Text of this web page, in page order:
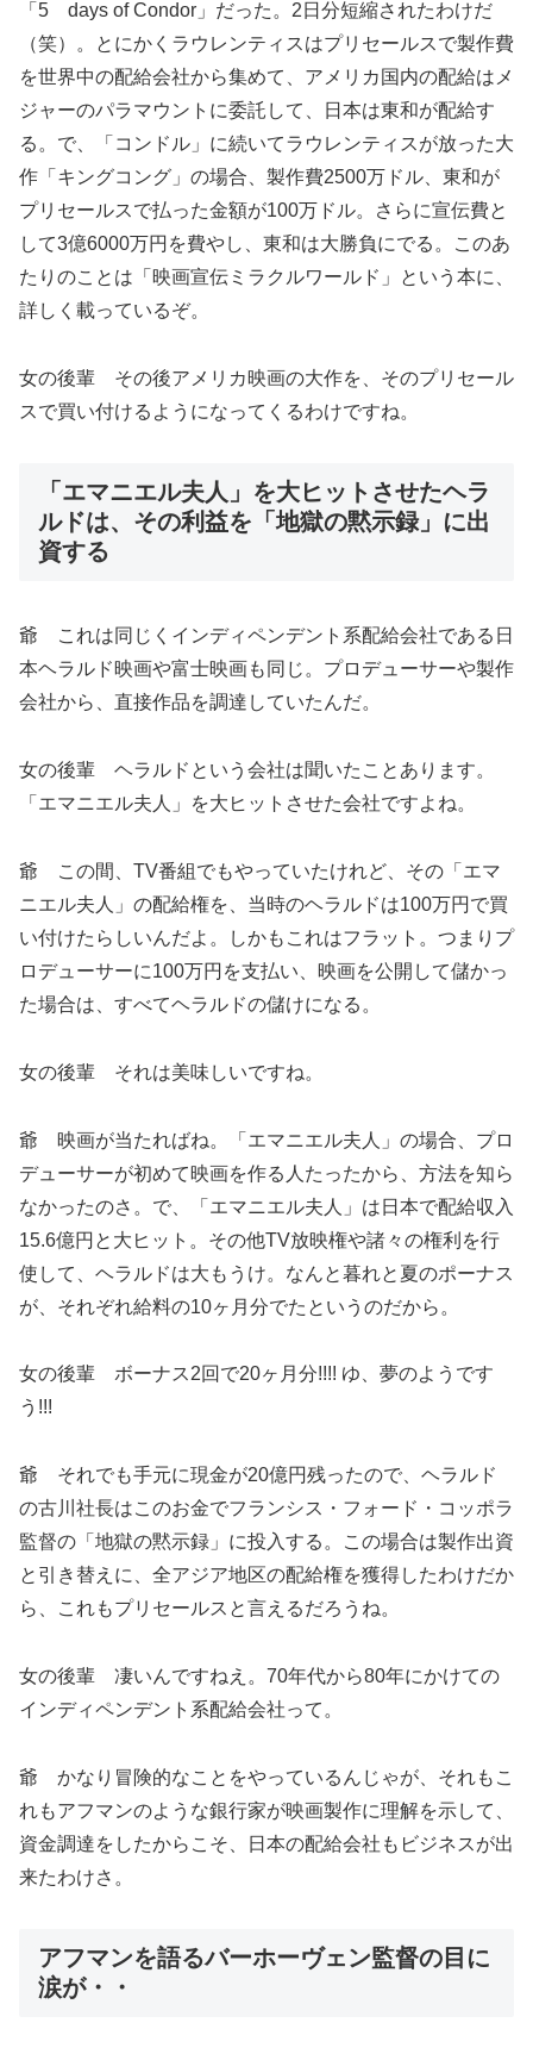
「5 days of Condor」だった。2日分短縮されたわけだ
（笑）。とにかくラウレンティスはプリセールスで製作費
を世界中の配給会社から集めて、アメリカ国内の配給はメ
ジャーのパラマウントに委託して、日本は東和が配給す
る。で、「コンドル」に続いてラウレンティスが放った大
作「キングコング」の場合、製作費2500万ドル、東和が
プリセールスで払った金額が100万ドル。さらに宣伝費と
して3億6000万円を費やし、東和は大勝負にでる。このあ
たりのことは「映画宣伝ミラクルワールド」という本に、
詳しく載っているぞ。
女の後輩 その後アメリカ映画の大作を、そのプリセール
スで買い付けるようになってくるわけですね。
「エマニエル夫人」を大ヒットさせたヘラ
ルドは、その利益を「地獄の黙示録」に出
資する
爺 これは同じくインディペンデント系配給会社である日
本ヘラルド映画や富士映画も同じ。プロデューサーや製作
会社から、直接作品を調達していたんだ。
女の後輩 ヘラルドという会社は聞いたことあります。
「エマニエル夫人」を大ヒットさせた会社ですよね。
爺 この間、TV番組でもやっていたけれど、その「エマ
ニエル夫人」の配給権を、当時のヘラルドは100万円で買
い付けたらしいんだよ。しかもこれはフラット。つまりプ
ロデューサーに100万円を支払い、映画を公開して儲かっ
た場合は、すべてヘラルドの儲けになる。
女の後輩 それは美味しいですね。
爺 映画が当たればね。「エマニエル夫人」の場合、プロ
デューサーが初めて映画を作る人たったから、方法を知ら
なかったのさ。で、「エマニエル夫人」は日本で配給収入
15.6億円と大ヒット。その他TV放映権や諸々の権利を行
使して、ヘラルドは大もうけ。なんと暮れと夏のポーナス
が、それぞれ給料の10ヶ月分でたというのだから。
女の後輩 ボーナス2回で20ヶ月分!!!! ゆ、夢のようです
う!!!
爺 それでも手元に現金が20億円残ったので、ヘラルド
の古川社長はこのお金でフランシス・フォード・コッポラ
監督の「地獄の黙示録」に投入する。この場合は製作出資
と引き替えに、全アジア地区の配給権を獲得したわけだか
ら、これもプリセールスと言えるだろうね。
女の後輩 凄いんですねえ。70年代から80年にかけての
インディペンデント系配給会社って。
爺 かなり冒険的なことをやっているんじゃが、それもこ
れもアフマンのような銀行家が映画製作に理解を示して、
資金調達をしたからこそ、日本の配給会社もビジネスが出
来たわけさ。
アフマンを語るバーホーヴェン監督の目に
涙が・・